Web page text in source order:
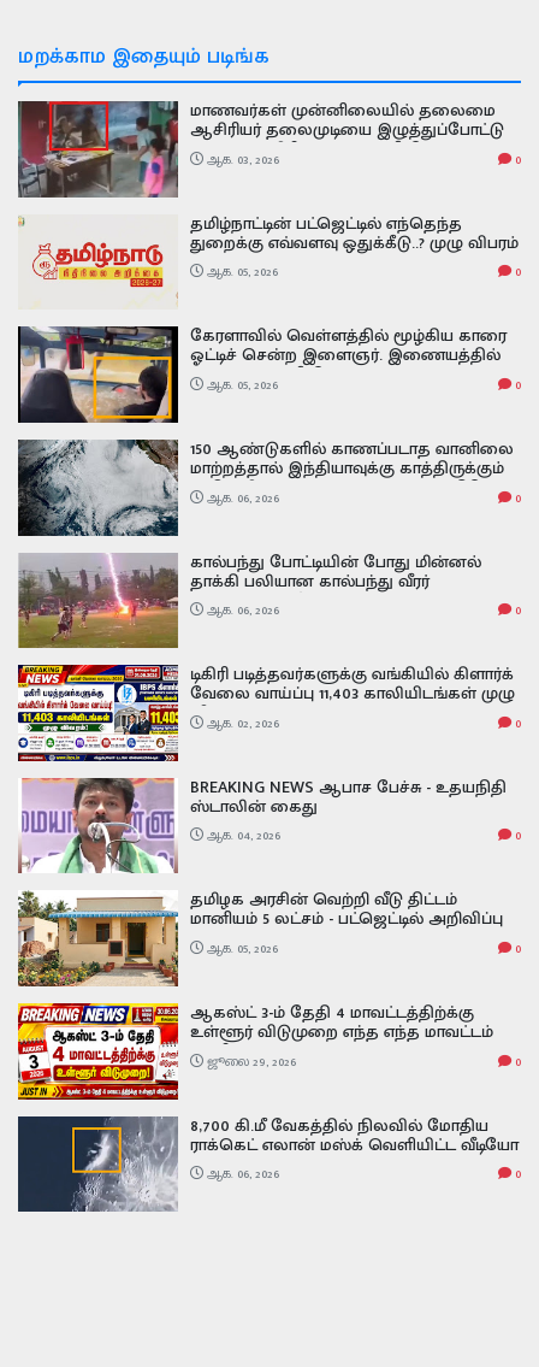
மறக்காம இதையும் படிங்க
மாணவர்கள் முன்னிலையில் தலைமை
ஆசிரியர் தலைமுடியை இழுத்துப்போட்டு
அடித்த ஆசிரியர் வைரல் வீடியோ
ஆக. 03, 2026 0
தமிழ்நாட்டின் பட்ஜெட்டில் எந்தெந்த
துறைக்கு எவ்வளவு ஒதுக்கீடு..? முழு விபரம்
இதோ
ஆக. 05, 2026 0
கேரளாவில் வெள்ளத்தில் மூழ்கிய காரை
ஓட்டிச் சென்ற இளைஞர். இணையத்தில்
வைரலாகும் வீடியோ
ஆக. 05, 2026 0
150 ஆண்டுகளில் காணப்படாத வானிலை
மாற்றத்தால் இந்தியாவுக்கு காத்திருக்கும்
அதிர்ச்சி வலுவடைந்த சூப்பர் எல் நினோ -
அதன் பாதிப்பு எப்படி இருக்கும் Super El
ஆக. 06, 2026 0
கால்பந்து போட்டியின் போது மின்னல்
தாக்கி பலியான கால்பந்து வீரர்
வைரலாகும் வீடியோ footballer has
tragically died after being struck by
ஆக. 06, 2026 0
டிகிரி படித்தவர்களுக்கு வங்கியில் கிளார்க்
வேலை வாய்ப்பு 11,403 காலியிடங்கள் முழு
விவரம் ibps clerk exam date 2026
ஆக. 02, 2026 0
BREAKING NEWS ஆபாச பேச்சு - உதயநிதி
ஸ்டாலின் கைது
ஆக. 04, 2026 0
தமிழக அரசின் வெற்றி வீடு திட்டம்
மானியம் 5 லட்சம் - பட்ஜெட்டில் அறிவிப்பு
ஆக. 05, 2026 0
ஆகஸ்ட் 3-ம் தேதி 4 மாவட்டத்திற்க்கு
உள்ளூர் விடுமுறை எந்த எந்த மாவட்டம்
தெரியுமா
ஜூலை 29, 2026 0
8,700 கி.மீ வேகத்தில் நிலவில் மோதிய
ராக்கெட் எலான் மஸ்க் வெளியிட்ட வீடியோ
Falcon 9 Rocket Crash on Moon video
ஆக. 06, 2026 0